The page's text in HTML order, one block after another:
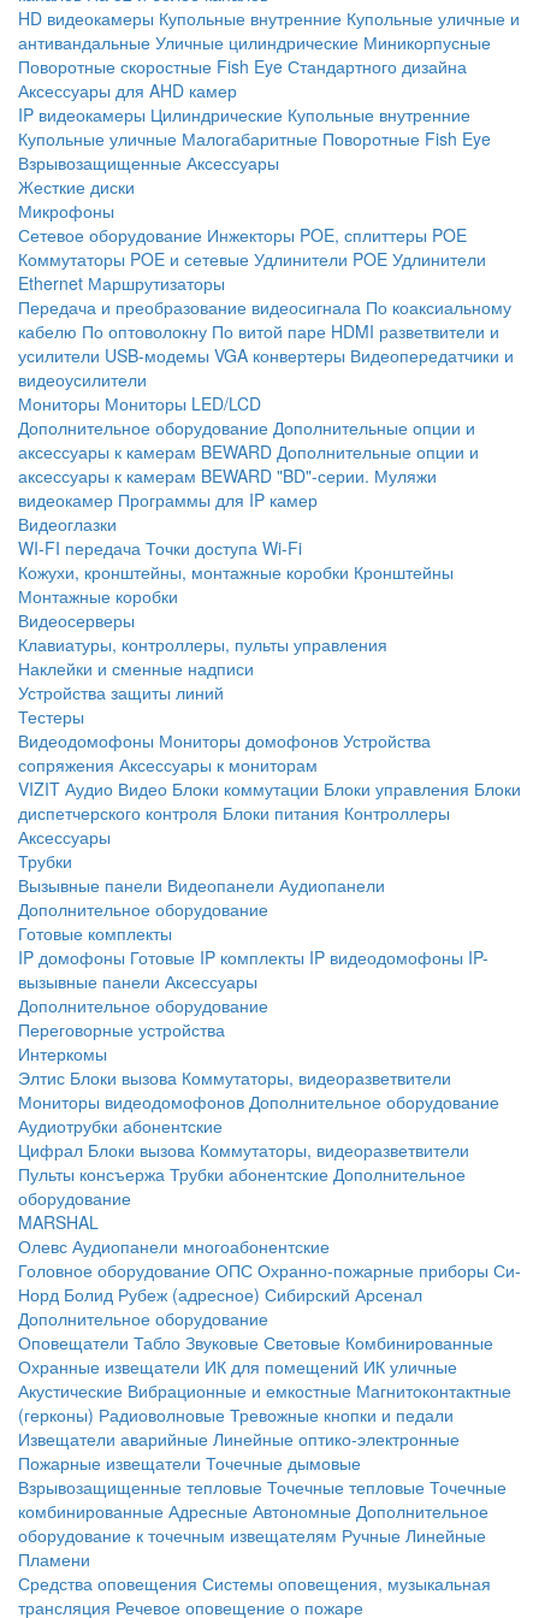
HD видеокамеры Купольные внутренние Купольные уличные и
антивандальные Уличные цилиндрические Миникорпусные
Поворотные скоростные Fish Eye Стандартного дизайна
Аксессуары для AHD камер
IP видеокамеры Цилиндрические Купольные внутренние
Купольные уличные Малогабаритные Поворотные Fish Eye
Взрывозащищенные Аксессуары
Жесткие диски
Микрофоны
Сетевое оборудование Инжекторы POE, сплиттеры POE
Коммутаторы POE и сетевые Удлинители POE Удлинители
Ethernet Маршрутизаторы
Передача и преобразование видеосигнала По коаксиальному
кабелю По оптоволокну По витой паре HDMI разветвители и
усилители USB-модемы VGA конвертеры Видеопередатчики и
видеоусилители
Мониторы Мониторы LED/LCD
Дополнительное оборудование Дополнительные опции и
аксессуары к камерам BEWARD Дополнительные опции и
аксессуары к камерам BEWARD "BD"-серии. Муляжи
видеокамер Программы для IP камер
Видеоглазки
WI-FI передача Точки доступа Wi-Fi
Кожухи, кронштейны, монтажные коробки Кронштейны
Монтажные коробки
Видеосерверы
Клавиатуры, контроллеры, пульты управления
Наклейки и сменные надписи
Устройства защиты линий
Тестеры
Видеодомофоны Мониторы домофонов Устройства
сопряжения Аксессуары к мониторам
VIZIT Аудио Видео Блоки коммутации Блоки управления Блоки
диспетчерского контроля Блоки питания Контроллеры
Аксессуары
Трубки
Вызывные панели Видеопанели Аудиопанели
Дополнительное оборудование
Готовые комплекты
IP домофоны Готовые IP комплекты IP видеодомофоны IP-
вызывные панели Аксессуары
Дополнительное оборудование
Переговорные устройства
Интеркомы
Элтис Блоки вызова Коммутаторы, видеоразветвители
Мониторы видеодомофонов Дополнительное оборудование
Аудиотрубки абонентские
Цифрал Блоки вызова Коммутаторы, видеоразветвители
Пульты консъержа Трубки абонентские Дополнительное
оборудование
MARSHAL
Олевс Аудиопанели многоабонентские
Головное оборудование ОПС Охранно-пожарные приборы Си-
Норд Болид Рубеж (адресное) Сибирский Арсенал
Дополнительное оборудование
Оповещатели Табло Звуковые Световые Комбинированные
Охранные извещатели ИК для помещений ИК уличные
Акустические Вибрационные и емкостные Магнитоконтактные
(герконы) Радиоволновые Тревожные кнопки и педали
Извещатели аварийные Линейные оптико-электронные
Пожарные извещатели Точечные дымовые
Взрывозащищенные тепловые Точечные тепловые Точечные
комбинированные Адресные Автономные Дополнительное
оборудование к точечным извещателям Ручные Линейные
Пламени
Средства оповещения Системы оповещения, музыкальная
трансляция Речевое оповещение о пожаре